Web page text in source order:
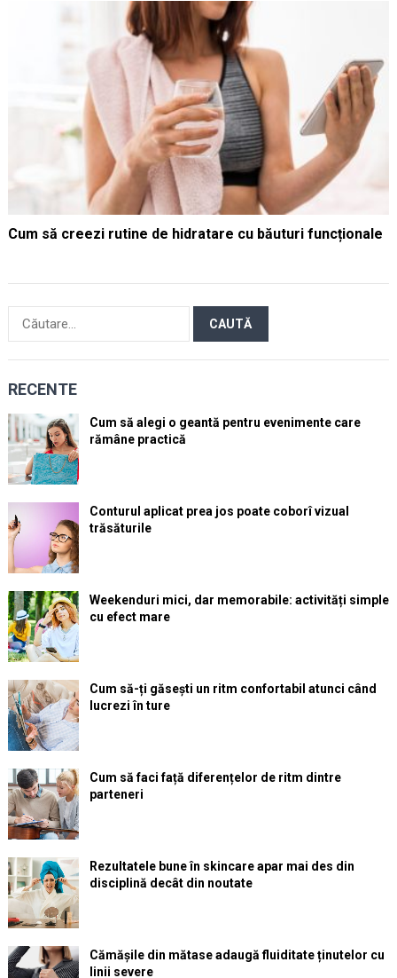
Cum să creezi rutine de hidratare cu băuturi funcționale
Caută
RECENTE
Cum să alegi o geantă pentru evenimente care
rămâne practică
Conturul aplicat prea jos poate coborî vizual
trăsăturile
Weekenduri mici, dar memorabile: activități simple
cu efect mare
Cum să-ți găsești un ritm confortabil atunci când
lucrezi în ture
Cum să faci față diferențelor de ritm dintre
parteneri
Rezultatele bune în skincare apar mai des din
disciplină decât din noutate
Cămășile din mătase adaugă fluiditate ținutelor cu
linii severe